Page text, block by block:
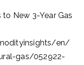
to New 3-Year Gas
en/
gas/052922-